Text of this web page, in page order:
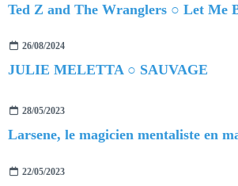
Ted Z and The Wranglers ○ Let Me
26/08/2024
JULIE MELETTA ○ SAUVAGE
28/05/2023
Larsene, le magicien mentaliste en
22/05/2023